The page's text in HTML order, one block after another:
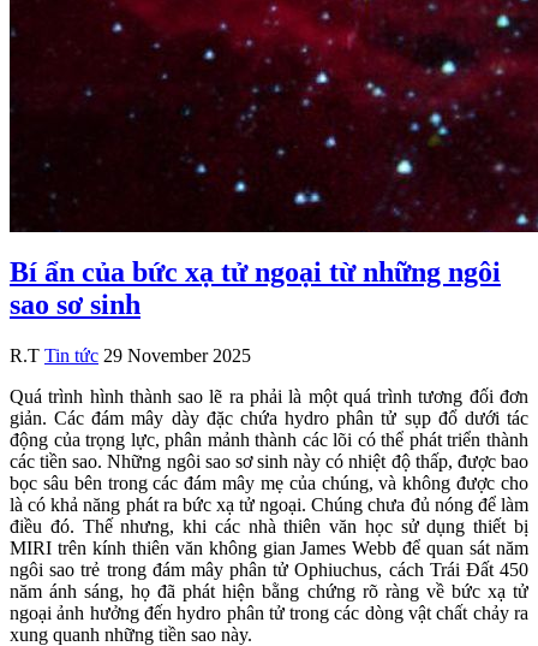
Bí ẩn của bức xạ tử ngoại từ những ngôi
sao sơ sinh
R.T Tin tức 29 November 2025
Quá trình hình thành sao lẽ ra phải là một quá trình tương đối đơn
giản. Các đám mây dày đặc chứa hydro phân tử sụp đổ dưới tác
động của trọng lực, phân mảnh thành các lõi có thể phát triển thành
các tiền sao. Những ngôi sao sơ sinh này có nhiệt độ thấp, được bao
bọc sâu bên trong các đám mây mẹ của chúng, và không được cho
là có khả năng phát ra bức xạ tử ngoại. Chúng chưa đủ nóng để làm
điều đó. Thế nhưng, khi các nhà thiên văn học sử dụng thiết bị
MIRI trên kính thiên văn không gian James Webb để quan sát năm
ngôi sao trẻ trong đám mây phân tử Ophiuchus, cách Trái Đất 450
năm ánh sáng, họ đã phát hiện bằng chứng rõ ràng về bức xạ tử
ngoại ảnh hưởng đến hydro phân tử trong các dòng vật chất chảy ra
xung quanh những tiền sao này.